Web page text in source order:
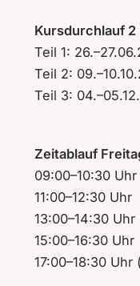
Kursdurchlauf 2
Teil 1:
Teil 2:
Teil 3:
Zeitablauf
09:00–10:30 Uhr
11:00–12:30 Uhr
13:00–14:30 Uhr
15:00–16:30 Uhr
17:00–18:30